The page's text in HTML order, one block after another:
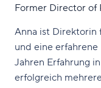
Former Director of
Anna ist Direktorin
und eine
Jahren Erfahrung
erfolgreich